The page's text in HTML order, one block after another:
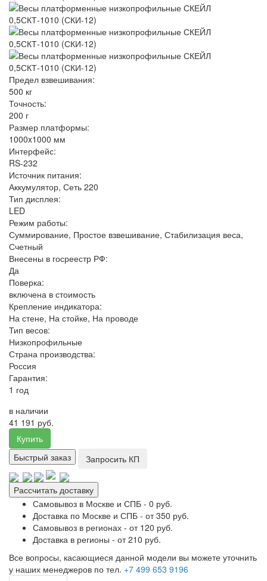
Предел взвешивания:
500 кг
Точность:
200 г
Размер платформы:
1000x1000 мм
Интерфейс:
RS-232
Источник питания:
Аккумулятор, Сеть 220
Тип дисплея:
LED
Режим работы:
Суммирование, Простое взвешивание, Стабилизация веса,
Счетный
Внесены в госреестр РФ:
Да
Поверка:
включена в стоимость
Крепление индикатора:
На стене, На стойке, На проводе
Тип весов:
Низкопрофильные
Страна производства:
Россия
Гарантия:
1 год
в наличии
41 191 руб.
Купить
Быстрый заказ
Запросить КП
Рассчитать доставку
Самовывоз в Москве и СПБ - 0 руб.
Доставка по Москве и СПБ - от 350 руб.
Самовывоз в регионах - от 120 руб.
Доставка в регионы - от 210 руб.
Все вопросы, касающиеся данной модели вы можете уточнить
у наших менеджеров по тел. +7 499 653 9196